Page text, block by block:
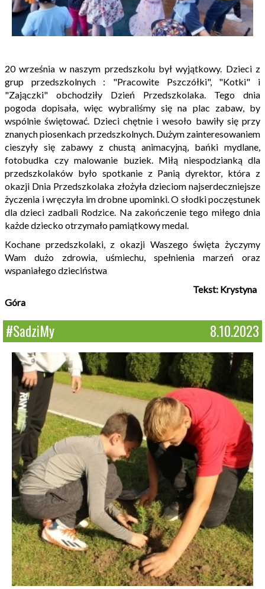
20 września w naszym przedszkolu był wyjątkowy. Dzieci z
grup przedszkolnych : "Pracowite Pszczółki", "Kotki" i
"Zajączki" obchodziły Dzień Przedszkolaka. Tego dnia
pogoda dopisała, więc wybraliśmy się na plac zabaw, by
wspólnie świętować. Dzieci chętnie i wesoło bawiły się przy
znanych piosenkach przedszkolnych. Dużym zainteresowaniem
cieszyły się zabawy z chustą animacyjną, bańki mydlane,
fotobudka czy malowanie buziek. Miłą niespodzianką dla
przedszkolaków było spotkanie z Panią dyrektor, która z
okazji Dnia Przedszkolaka złożyła dzieciom najserdeczniejsze
życzenia i wręczyła im drobne upominki. O słodki poczęstunek
dla dzieci zadbali Rodzice. Na zakończenie tego miłego dnia
każde dziecko otrzymało pamiątkowy medal.
Kochane przedszkolaki, z okazji Waszego święta życzymy
Wam dużo zdrowia, uśmiechu, spełnienia marzeń oraz
wspaniałego dzieciństwa
Tekst: Krystyna
Góra
#SadziMy 8.10.2023